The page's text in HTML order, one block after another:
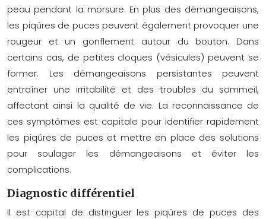
peau pendant la morsure. En plus des démangeaisons,
les piqûres de puces peuvent également provoquer une
rougeur et un gonflement autour du bouton. Dans
certains cas, de petites cloques (vésicules) peuvent se
former. Les démangeaisons persistantes peuvent
entraîner une irritabilité et des troubles du sommeil,
affectant ainsi la qualité de vie. La reconnaissance de
ces symptômes est capitale pour identifier rapidement
les piqûres de puces et mettre en place des solutions
pour soulager les démangeaisons et éviter les
complications.
Diagnostic différentiel
Il est capital de distinguer les piqûres de puces des